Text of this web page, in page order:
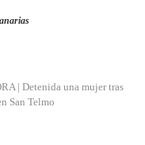
| Detenida una mujer tras
San Telmo